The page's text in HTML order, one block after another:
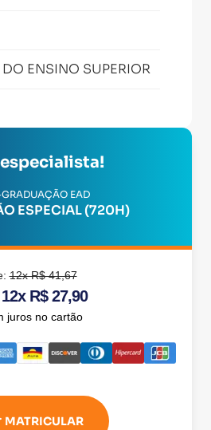
ENSINO SUPERIOR
EAD
ESPECIAL (720H)
12x R$ 41,67
12x R$ 27,90
juros no cartão
MATRICULAR